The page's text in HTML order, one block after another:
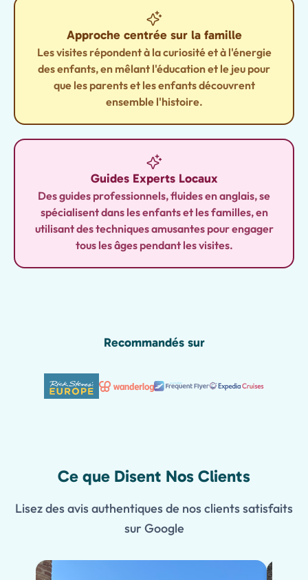
Approche centrée sur la famille
Les visites répondent à la curiosité et à l'énergie
des enfants, en mêlant l'éducation et le jeu pour
que les parents et les enfants découvrent
ensemble l'histoire.
Guides Experts Locaux
Des guides professionnels, fluides en anglais, se
spécialisent dans les enfants et les familles, en
utilisant des techniques amusantes pour engager
tous les âges pendant les visites.
Recommandés sur
Ce que Disent Nos Clients
Lisez des avis authentiques de nos clients satisfaits
sur Google